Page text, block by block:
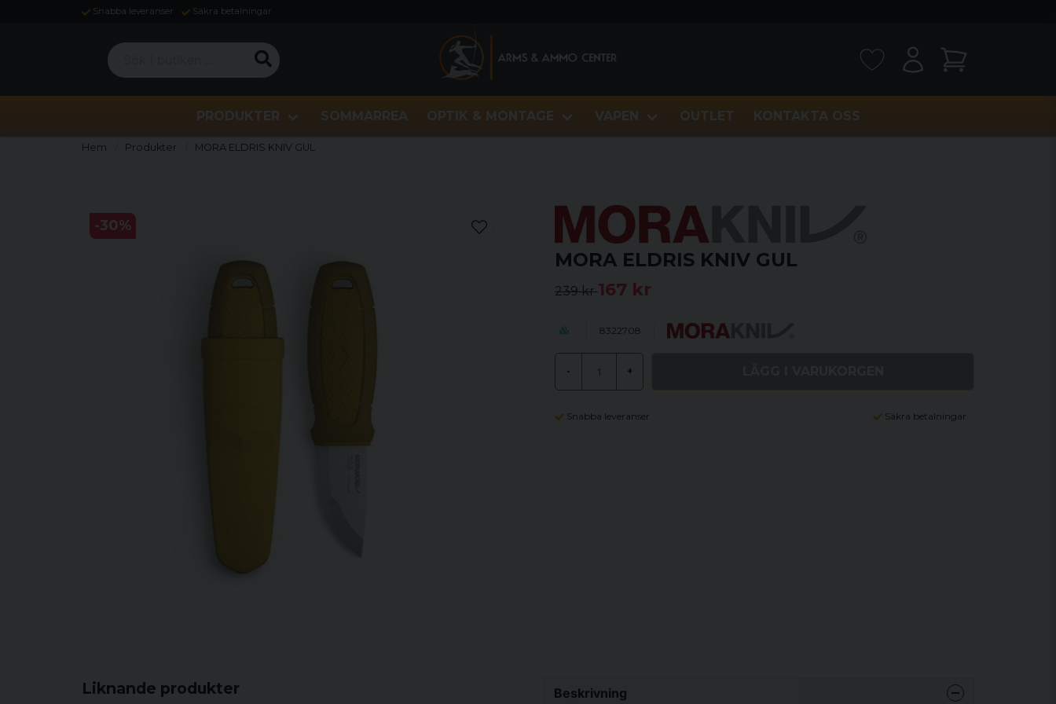
Snabba leveranser Säkra betalningar
Sök i butiken ...
PRODUKTER SOMMARREA OPTIK & MONTAGE VAPEN OUTLET KONTAKTA OSS
Hem Produkter MORA ELDRIS KNIV GUL
-30%
MORA ELDRIS KNIV GUL
239 kr167 kr
8322708
- +
Snabba leveranser Säkra betalningar
Liknande produkter Beskrivning